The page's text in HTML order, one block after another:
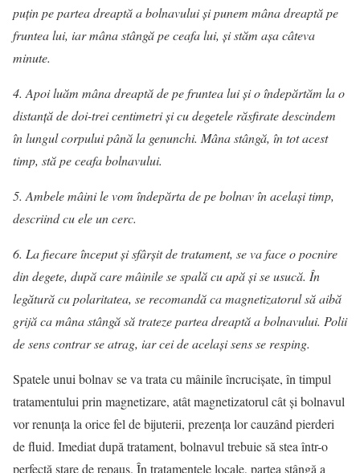
puţin pe partea dreaptă a bolnavului şi punem mâna dreaptă pe
fruntea lui, iar mâna stângă pe ceafa lui, şi stăm aşa câteva
minute.
4. Apoi luăm mâna dreaptă de pe fruntea lui şi o îndepărtăm la o
distanţă de doi-trei centimetri şi cu degetele răsfirate descindem
în lungul corpului până la genunchi. Mâna stângă, în tot acest
timp, stă pe ceafa bolnavului.
5. Ambele mâini le vom îndepărta de pe bolnav în acelaşi timp,
descriind cu ele un cerc.
6. La fiecare început şi sfârşit de tratament, se va face o pocnire
din degete, după care mâinile se spală cu apă şi se usucă. În
legătură cu polaritatea, se recomandă ca magnetizatorul să aibă
grijă ca mâna stângă să trateze partea dreaptă a bolnavului. Polii
de sens contrar se atrag, iar cei de acelaşi sens se resping.
Spatele unui bolnav se va trata cu mâinile încrucişate, în timpul
tratamentului prin magnetizare, atât magnetizatorul cât şi bolnavul
vor renunţa la orice fel de bijuterii, prezenţa lor cauzând pierderi
de fluid. Imediat după tratament, bolnavul trebuie să stea într-o
perfectă stare de repaus. În tratamentele locale, partea stângă a